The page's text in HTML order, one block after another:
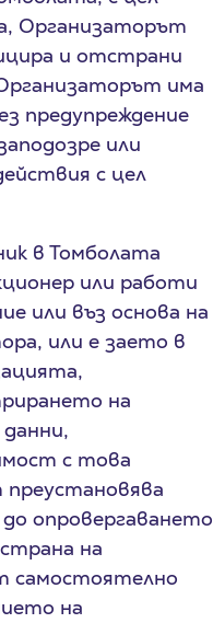
Организаторът
и отстрани
има
предупреждение
или
с цел
в Томболата
или работи
или въз основа на
или е заето в
на
с това
опровергаването
на
самостоятелно
на